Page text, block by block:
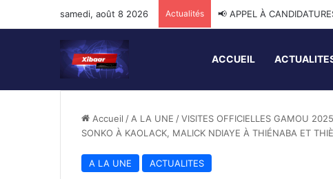
samedi, août 8 2026 Actualités 📢 APPEL À
ACCUEIL
Accueil / A LA UNE /VISITES OFFICIELLES GAMOU
SONKO À KAOLACK, MALICK NDIAYE À THIÉNABA ET
A LA UNE ACTUALITES